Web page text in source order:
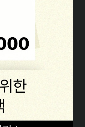
보확인]
RESERVED.